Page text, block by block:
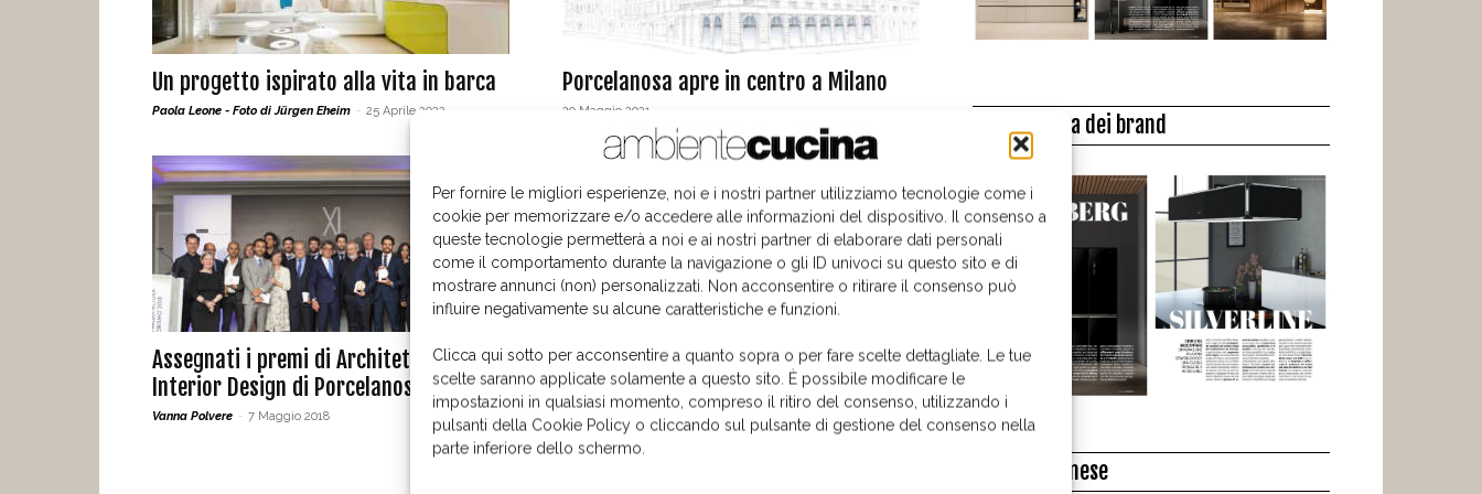
Per fornire le migliori esperienze, noi e i nostri partner utilizziamo tecnologie come i
cookie per memorizzare e/o accedere alle informazioni del dispositivo. Il consenso a
queste tecnologie permetterà a noi e ai nostri partner di elaborare dati personali
come il comportamento durante la navigazione o gli ID univoci su questo sito e di
mostrare annunci (non) personalizzati. Non acconsentire o ritirare il consenso può
influire negativamente su alcune caratteristiche e funzioni.
Clicca qui sotto per acconsentire a quanto sopra o per fare scelte dettagliate. Le tue
scelte saranno applicate solamente a questo sito. È possibile modificare le
impostazioni in qualsiasi momento, compreso il ritiro del consenso, utilizzando i
pulsanti della Cookie Policy o cliccando sul pulsante di gestione del consenso nella
parte inferiore dello schermo.
Un progetto ispirato alla vita in barca
Paola Leone - Foto di Jürgen Eheim - 25 Aprile 2022
Porcelanosa apre in centro a Milano
20 Maggio 2021
Assegnati i premi di Architettura e
Interior Design di Porcelanosa Grupo
Vanna Polvere - 7 Maggio 2018
Anteprima Eurocucina 2018
Paola Leone - 8 Aprile 2018
La biblioteca dei brand
Il libro del mese